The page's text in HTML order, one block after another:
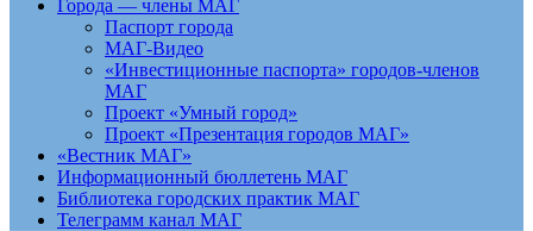
Города — члены МАГ
Паспорт города
МАГ-Видео
«Инвестиционные паспорта» городов-членов
МАГ
Проект «Умный город»
Проект «Презентация городов МАГ»
«Вестник МАГ»
Информационный бюллетень МАГ
Библиотека городских практик МАГ
Телеграмм канал МАГ